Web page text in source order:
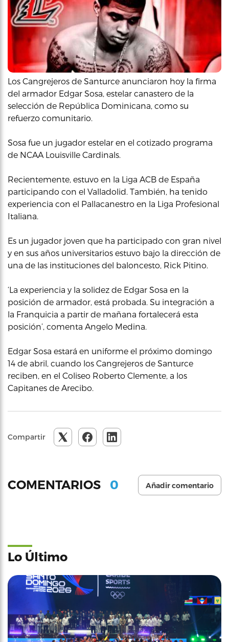
Los Cangrejeros de Santurce anunciaron hoy la firma
del armador Edgar Sosa, estelar canastero de la
selección de República Dominicana, como su
refuerzo comunitario.
Sosa fue un jugador estelar en el cotizado programa
de NCAA Louisville Cardinals.
Recientemente, estuvo en la Liga ACB de España
participando con el Valladolid. También, ha tenido
experiencia con el Pallacanestro en la Liga Profesional
Italiana.
Es un jugador joven que ha participado con gran nivel
y en sus años universitarios estuvo bajo la dirección de
una de las instituciones del baloncesto, Rick Pitino.
‘La experiencia y la solidez de Edgar Sosa en la
posición de armador, está probada. Su integración a
la Franquicia a partir de mañana fortalecerá esta
posición’, comenta Angelo Medina.
Edgar Sosa estará en uniforme el próximo domingo
14 de abril, cuando los Cangrejeros de Santurce
reciben, en el Coliseo Roberto Clemente, a los
Capitanes de Arecibo.
Compartir
COMENTARIOS 0 Añadir comentario
Lo Último